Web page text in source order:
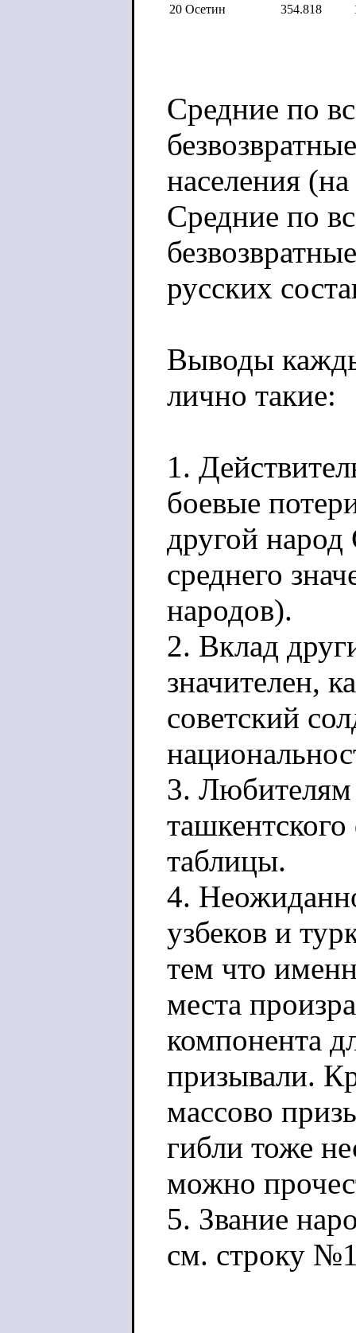
20 Осетин 354.818
Средние по
населения
Средние по
русских
Выводы
лично такие:
1.
боевые
другой
среднего
народов).
2. Вклад
значителен,
советский
3. Любителям
таблицы.
4.
узбеков и
тем что
места
компонента
призывали.
массово
гибли тоже
можно
5. Звание
см. строку